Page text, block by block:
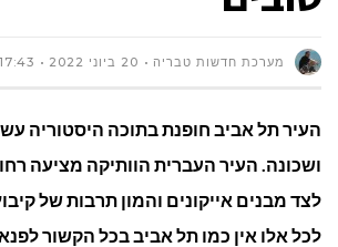
מערכת חדשות טבריה 20 ביוני 2022 17:43
העיר תל אביב חופנת בתוכה היסטוריה
ושכונה. העיר העברית הוותיקה מציעה
לצד מבנים אייקונים והמון תרבות של
לכל אלו אין כמו תל אביב בכל הקשור